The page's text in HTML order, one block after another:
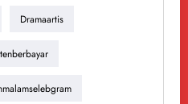
Dramaartis